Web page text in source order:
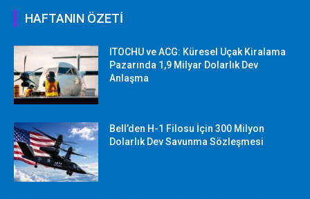
HAFTANIN ÖZETİ
ITOCHU ve ACG: Küresel Uçak Kiralama
Pazarında 1,9 Milyar Dolarlık Dev
Anlaşma
Bell’den H-1 Filosu İçin 300 Milyon
Dolarlık Dev Savunma Sözleşmesi